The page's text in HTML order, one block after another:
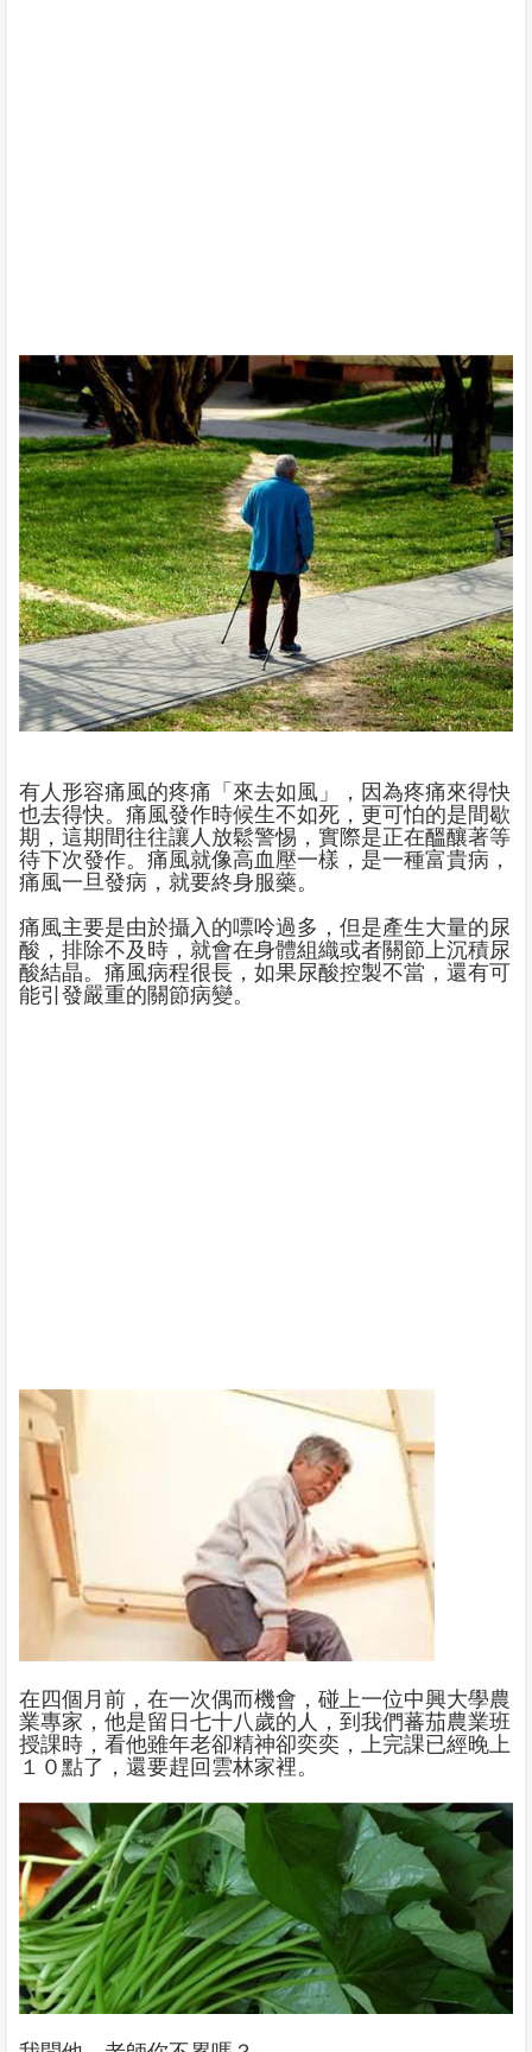
有人形容痛風的疼痛「來去如風」，因為疼痛來得快
也去得快。痛風發作時候生不如死，更可怕的是間歇
期，這期間往往讓人放鬆警惕，實際是正在醞釀著等
待下次發作。痛風就像高血壓一樣，是一種富貴病，
痛風一旦發病，就要終身服藥。
痛風主要是由於攝入的嘌呤過多，但是產生大量的尿
酸，排除不及時，就會在身體組織或者關節上沉積尿
酸結晶。痛風病程很長，如果尿酸控製不當，還有可
能引發嚴重的關節病變。
在四個月前，在一次偶而機會，碰上一位中興大學農
業專家，他是留日七十八歲的人，到我們蕃茄農業班
授課時，看他雖年老卻精神卻奕奕，上完課已經晚上
１０點了，還要趕回雲林家裡。